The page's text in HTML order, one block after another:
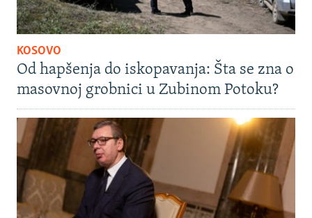
KOSOVO
Od hapšenja do iskopavanja: Šta se zna o
masovnoj grobnici u Zubinom Potoku?